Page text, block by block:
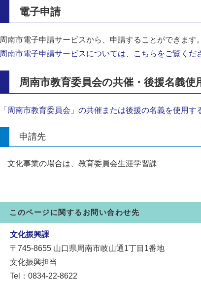
電子申請
周南市電子申請サービスから、申請することができます。
周南市電子申請サービスについては、こちらをご覧くだ
周南市教育委員会の共催・後援名義使
「周南市教育委員会」の共催または後援の名義を使用す
申請先
文化事業の場合は、教育委員会生涯学習課
このページに関するお問い合わせ先
文化振興課
〒745-8655 山口県周南市岐山通1丁目1番地
文化振興担当
Tel：0834-22-8622